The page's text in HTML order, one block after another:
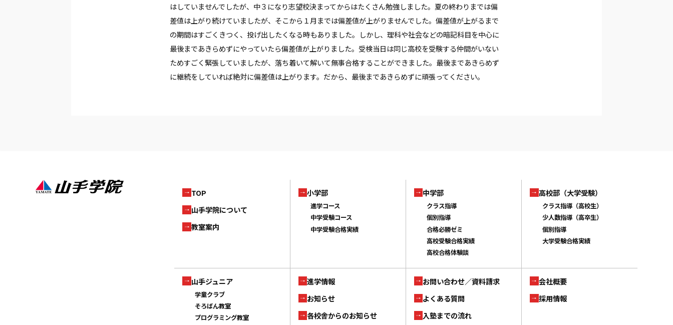
はしていませんでしたが、中３になり志望校決まってからはたくさん勉強しました。夏の終わりまでは偏
差値は上がり続けていましたが、そこから１月までは偏差値が上がりませんでした。偏差値が上がるまで
の期間はすごくきつく、投げ出したくなる時もありました。しかし、理科や社会などの暗記科目を中心に
最後まであきらめずにやっていたら偏差値が上がりました。受検当日は同じ高校を受験する仲間がいない
ためすごく緊張していましたが、落ち着いて解いて無事合格することができました。最後まであきらめず
に継続をしていれば絶対に偏差値は上がります。だから、最後まであきらめずに頑張ってください。
TOP
山手学院について
教室案内
小学部
進学コース
中学受験コース
中学受験合格実績
中学部
クラス指導
個別指導
合格必勝ゼミ
高校受験合格実績
高校合格体験談
高校部（大学受験）
クラス指導（高校生）
少人数指導（高卒生）
個別指導
大学受験合格実績
山手ジュニア
学童クラブ
そろばん教室
プログラミング教室
進学情報
お知らせ
各校舎からのお知らせ
お問い合わせ／資料請求
よくある質問
入塾までの流れ
会社概要
採用情報